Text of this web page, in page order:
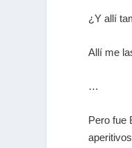
¿Y allí
Allí me
…
Pero fue